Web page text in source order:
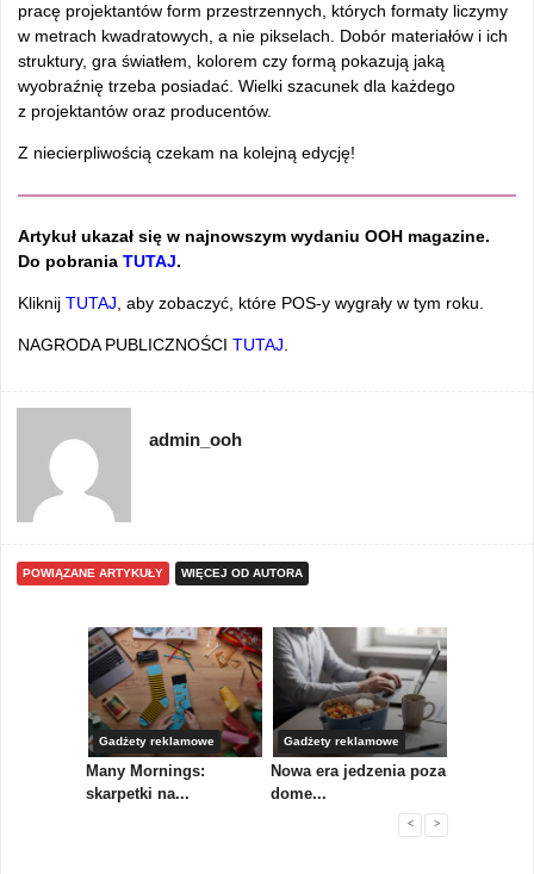
pracę projektantów form przestrzennych, których formaty liczymy
w metrach kwadratowych, a nie pikselach. Dobór materiałów i ich
struktury, gra światłem, kolorem czy formą pokazują jaką
wyobraźnię trzeba posiadać. Wielki szacunek dla każdego
z projektantów oraz producentów.
Z niecierpliwością czekam na kolejną edycję!
Artykuł ukazał się w najnowszym wydaniu OOH magazine.
Do pobrania TUTAJ.
Kliknij TUTAJ , aby zobaczyć, które POS-y wygrały w tym roku.
NAGRODA PUBLICZNOŚCI TUTAJ
admin_ooh
POWIĄZANE ARTYKUŁY WIĘCEJ OD AUTORA
Gadżety reklamowe
Many Mornings:
skarpetki na...
Gadżety reklamowe
Nowa era jedzenia poza
dome...
< >